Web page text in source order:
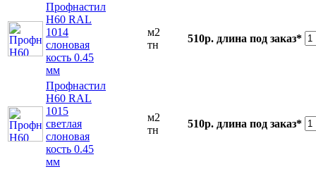
Профнастил
Н60 RAL
1014
слоновая
кость 0.45
мм
м2
тн
510р. длина под заказ*
Профнастил
Н60 RAL
1015
светлая
слоновая
кость 0.45
мм
м2
тн
510р. длина под заказ*